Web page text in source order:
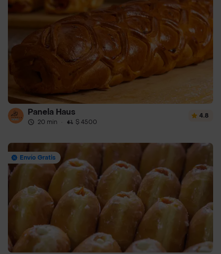
Panela Haus
20 min · $ 4500
4.8
Envío Gratis